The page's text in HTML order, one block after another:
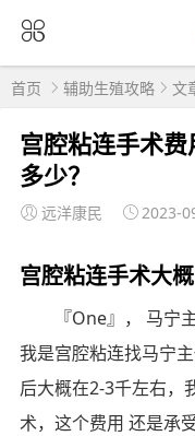
首页 辅助生殖攻略 文
宫腔粘连手术
多少？
远洋康民 2023-
宫腔粘连手术大
『One』， 马宁
我是宫腔粘连找马宁
后大概在2-3千左右，
术，这个费用 还是承